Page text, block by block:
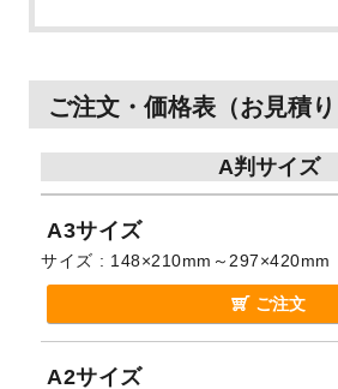
ご注文・価格表（お見積
A判サイズ
A3サイズ
サイズ 148×210mm～297×420mm
ご注文
A2サイズ